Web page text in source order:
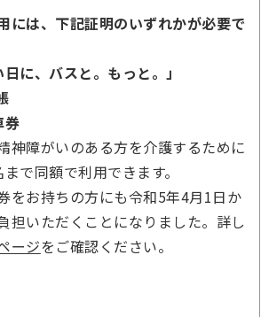
には、下記証明のいずれかが必要で
に、バスと。もっと。」
券
神障がいのある方を介護するために
で同額で利用できます。
をお持ちの方にも令和5年4月1日か
担いただくことになりました。詳し
ージをご確認ください。